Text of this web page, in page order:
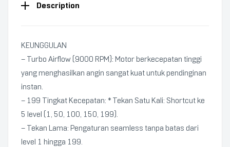
Description
KEUNGGULAN
– Turbo Airflow (9000 RPM): Motor berkecepatan tinggi
yang menghasilkan angin sangat kuat untuk pendinginan
instan.
– 199 Tingkat Kecepatan: * Tekan Satu Kali: Shortcut ke
5 level (1, 50, 100, 150, 199).
– Tekan Lama: Pengaturan seamless tanpa batas dari
level 1 hingga 199.